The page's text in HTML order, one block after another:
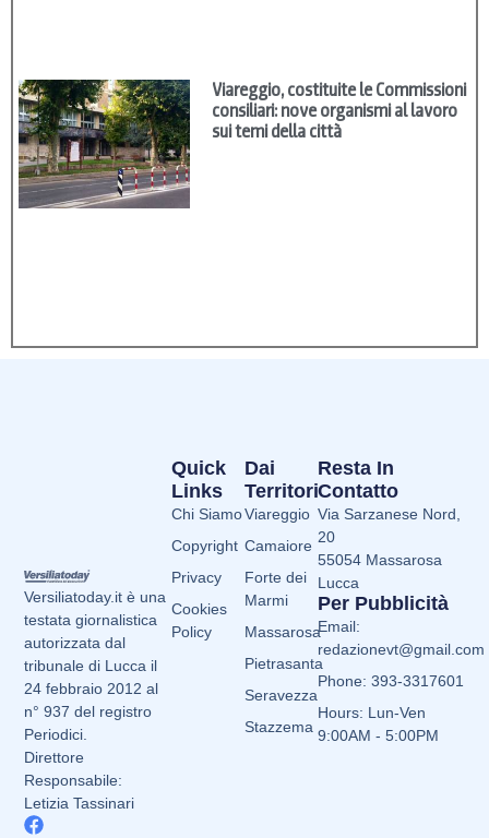
Viareggio, costituite le Commissioni
consiliari: nove organismi al lavoro
sui temi della città
Versiliatoday.it è una
testata giornalistica
autorizzata dal
tribunale di Lucca il
24 febbraio 2012 al
n° 937 del registro
Periodici.
Direttore
Responsabile:
Letizia Tassinari
Dai
Territori
Viareggio
Camaiore
Forte dei
Marmi
Massarosa
Pietrasanta
Seravezza
Stazzema
Quick
Links
Chi Siamo
Copyright
Privacy
Cookies
Policy
Resta In
Contatto
Via Sarzanese Nord,
20
55054 Massarosa
Lucca
Per Pubblicità
Email:
redazionevt@gmail.com
Phone: 393-3317601
Hours: Lun-Ven
9:00AM - 5:00PM